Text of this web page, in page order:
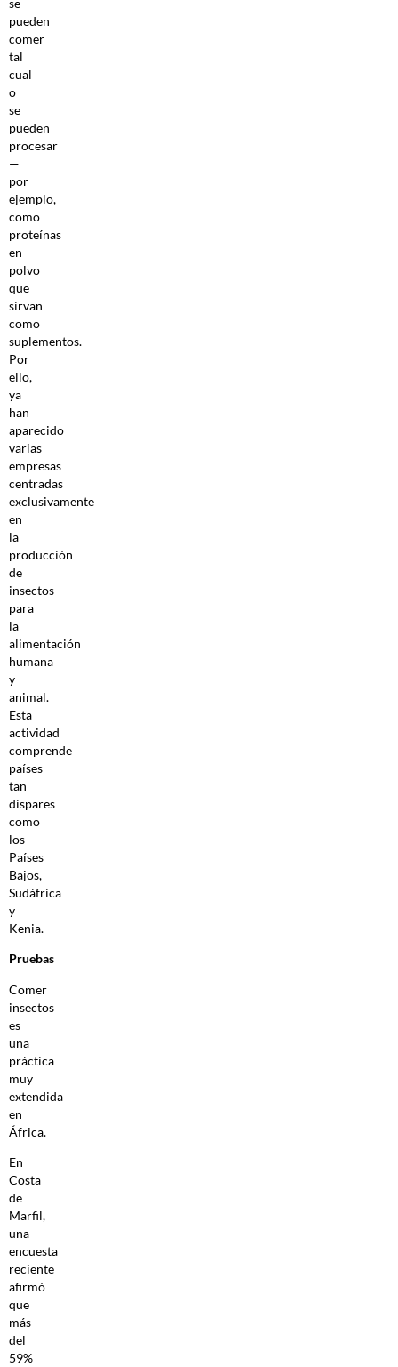
pueden
comer
tal
cual
o
se
pueden
procesar
—
por
ejemplo,
como
proteínas
en
polvo
que
sirvan
como
suplementos.
Por
ello,
ya
han
aparecido
varias
empresas
centradas
exclusivamente
en
la
producción
de
insectos
para
la
alimentación
humana
y
animal.
Esta
actividad
comprende
países
tan
dispares
como
los
Países
Bajos,
Sudáfrica
y
Kenia.
Pruebas
Comer
insectos
es
una
práctica
muy
extendida
en
África.
En
Costa
de
Marfil,
una
encuesta
reciente
afirmó
que
más
del
59%